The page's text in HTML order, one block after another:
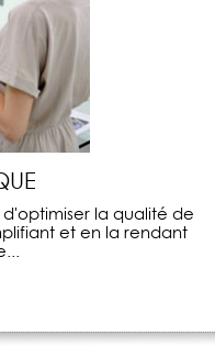
la qualité de
et en la rendant